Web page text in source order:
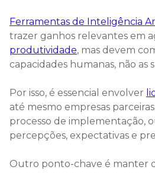
Ferramentas de Inteligência
trazer ganhos relevantes em
produtividade, mas devem
capacidades humanas, não as
Por isso, é essencial envolver
até mesmo empresas
processo de implementação,
percepções, expectativas e
Outro ponto-chave é manter